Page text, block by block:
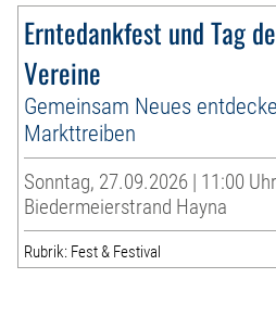
Erntedankfest und Tag
Vereine
Gemeinsam Neues
Markttreiben
Sonntag, 27.09.2026 | 11:00
Biedermeierstrand Hayna
Rubrik: Fest & Festival